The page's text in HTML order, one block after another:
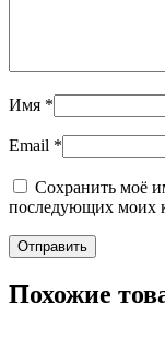
Имя *
Email *
Сохранить моё
последующих моих
Похожие